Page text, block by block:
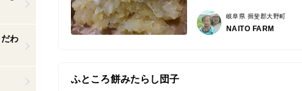
わ
岐阜県 揖斐郡大野町
NAITO FARM
ふところ餅みたらし団子